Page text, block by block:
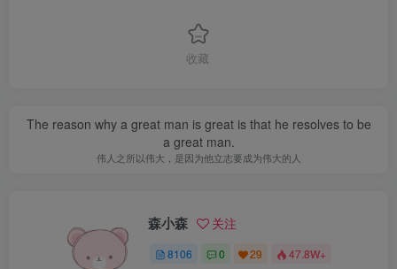
收藏
The reason why a great man is great is that he resolves to be
a great man.
伟人之所以伟大，是因为他立志要成为伟大的人
森小森 关注
8106 0 29 47.8W+